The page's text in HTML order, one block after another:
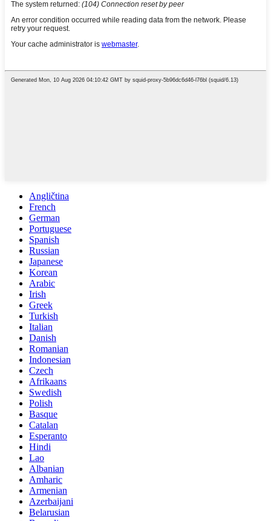
Angličtina
French
German
Portuguese
Spanish
Russian
Japanese
Korean
Arabic
Irish
Greek
Turkish
Italian
Danish
Romanian
Indonesian
Czech
Afrikaans
Swedish
Polish
Basque
Catalan
Esperanto
Hindi
Lao
Albanian
Amharic
Armenian
Azerbaijani
Belarusian